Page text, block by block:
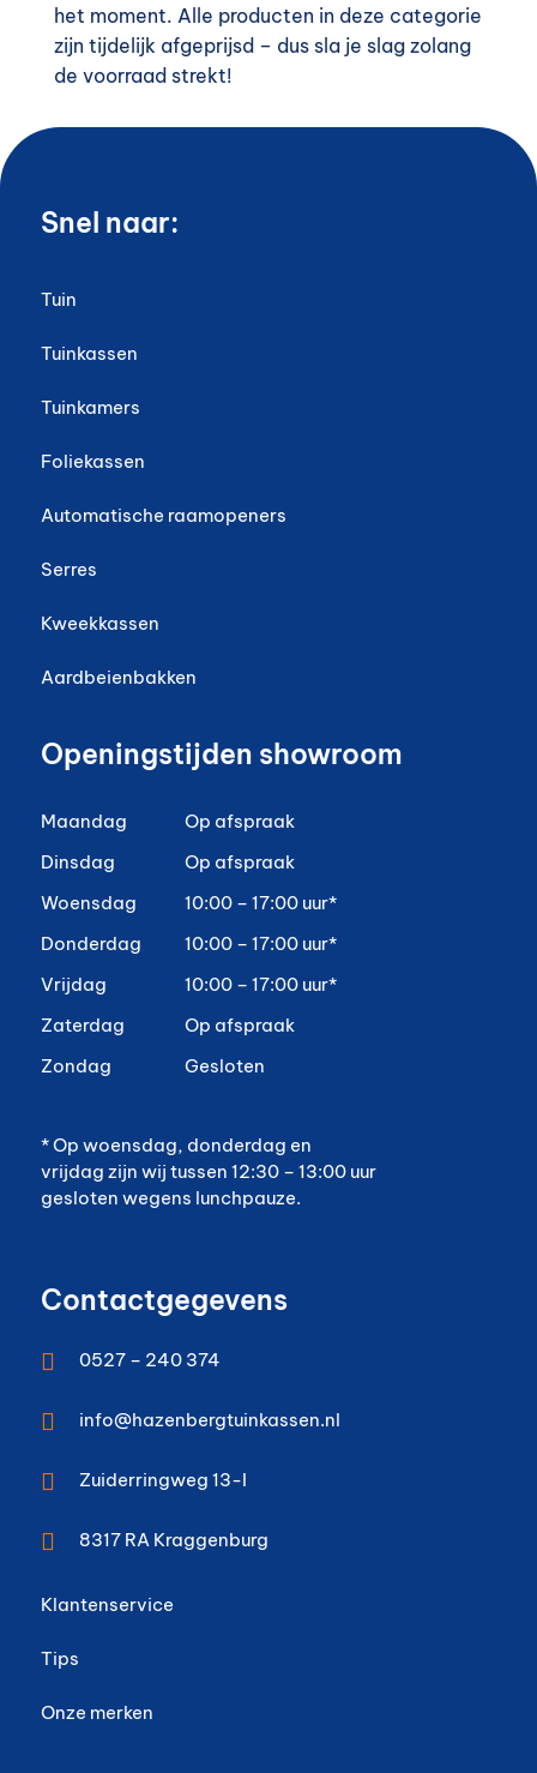
het moment. Alle producten in deze categorie
zijn tijdelijk afgeprijsd – dus sla je slag zolang
de voorraad strekt!
Snel naar:
Tuin
Tuinkassen
Tuinkamers
Foliekassen
Automatische raamopeners
Serres
Kweekkassen
Aardbeienbakken
Openingstijden showroom
Maandag
Op afspraak
Dinsdag
Op afspraak
Woensdag
10:00 – 17:00 uur*
Donderdag
10:00 – 17:00 uur*
Vrijdag
10:00 – 17:00 uur*
Zaterdag
Op afspraak
Zondag
Gesloten
* Op woensdag, donderdag en
vrijdag zijn wij tussen 12:30 – 13:00 uur
gesloten wegens lunchpauze.
Contactgegevens
 0527 – 240 374
 info@hazenbergtuinkassen.nl
 Zuiderringweg 13-I
 8317 RA Kraggenburg
Klantenservice
Tips
Onze merken